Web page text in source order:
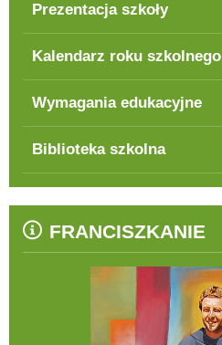
Prezentacja szkoły
Kalendarz roku szkolnego
Wymagania edukacyjne
Biblioteka szkolna
FRANCISZKANIE